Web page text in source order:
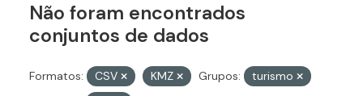
Não foram encontrados
conjuntos de dados
Formatos: CSV KMZ Grupos:
turismo